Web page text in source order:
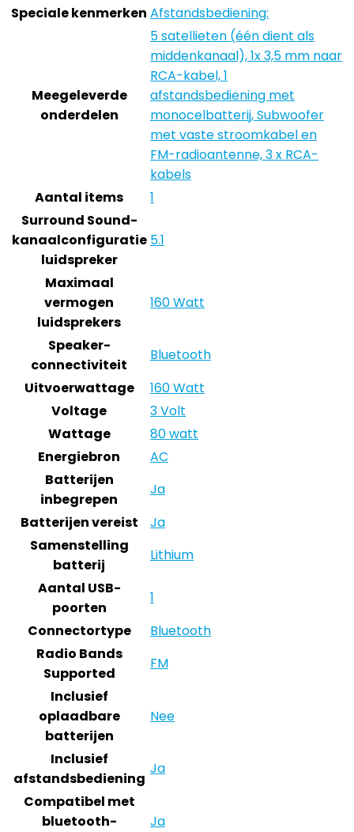
Speciale kenmerken Afstandsbediening:
Meegeleverde
onderdelen
5 satellieten (één dient als
middenkanaal), 1x 3,5 mm naar
RCA-kabel, 1
afstandsbediening met
monocelbatterij, Subwoofer
met vaste stroomkabel en
FM-radioantenne, 3 x RCA-
kabels
Aantal items
1
Surround Sound-
kanaalconfiguratie
luidspreker
5.1
Maximaal
vermogen
luidsprekers
160 Watt
Speaker-
connectiviteit
Bluetooth
Uitvoerwattage
160 Watt
Voltage
3 Volt
Wattage
80 watt
Energiebron
AC
Batterijen
inbegrepen
Ja
Batterijen vereist
Ja
Samenstelling
batterij
Lithium
Aantal USB-
poorten
1
Connectortype
Bluetooth
Radio Bands
Supported
FM
Inclusief
oplaadbare
batterijen
Nee
Inclusief
afstandsbediening
Ja
Compatibel met
bluetooth-
Ja